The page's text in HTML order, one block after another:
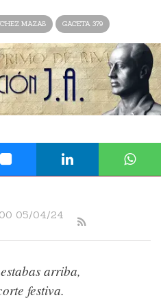
MAZAS GACETA 379
05/04/24
arriba,
festiva.